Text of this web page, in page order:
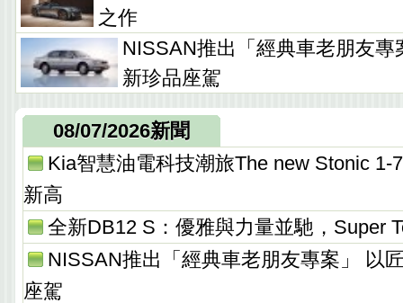
之作
NISSAN推出「經典車老朋友專
新珍品座駕
08/07/2026新聞
Kia智慧油電科技潮旅The new Stonic 1-
新高
全新DB12 S：優雅與力量並馳，Super
NISSAN推出「經典車老朋友專案」 以
座駕